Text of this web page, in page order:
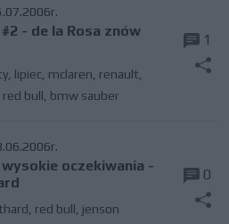
- de la Rosa znów
, lipiec, mclaren renault
red bull bmw sauber
1
wysokie oczekiwania -
red bull jenson
0